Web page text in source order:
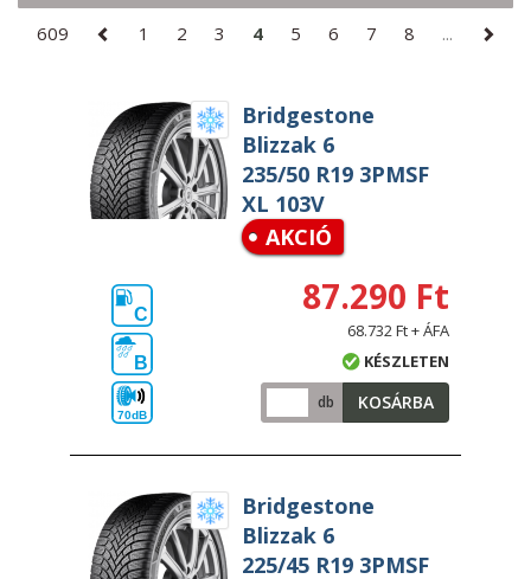
609 1 2 3 4 5 6 7 8 ...
Bridgestone
Blizzak 6
235/50 R19 3PMSF
XL 103V
AKCIÓ
C
B
70dB
87.290 Ft
68.732 Ft + ÁFA
KÉSZLETEN
db KOSÁRBA
Bridgestone
Blizzak 6
225/45 R19 3PMSF